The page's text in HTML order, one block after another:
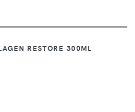
RESTORE 300ML